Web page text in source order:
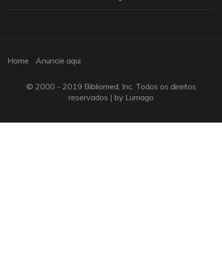
Home Anuncie aqui
© 2000 - 2019 Bibliomed, Inc. Todos os direitos
reservados | by Lumago